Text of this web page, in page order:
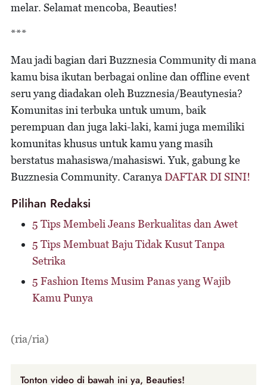
melar. Selamat mencoba, Beauties!
***
Mau jadi bagian dari Buzznesia Community di mana
kamu bisa ikutan berbagai online dan offline event
seru yang diadakan oleh Buzznesia/Beautynesia?
Komunitas ini terbuka untuk umum, baik
perempuan dan juga laki-laki, kami juga memiliki
komunitas khusus untuk kamu yang masih
berstatus mahasiswa/mahasiswi. Yuk, gabung ke
Buzznesia Community. Caranya DAFTAR DI SINI!
Pilihan Redaksi
5 Tips Membeli Jeans Berkualitas dan Awet
5 Tips Membuat Baju Tidak Kusut Tanpa
Setrika
5 Fashion Items Musim Panas yang Wajib
Kamu Punya
(ria/ria)
Tonton video di bawah ini ya, Beauties!